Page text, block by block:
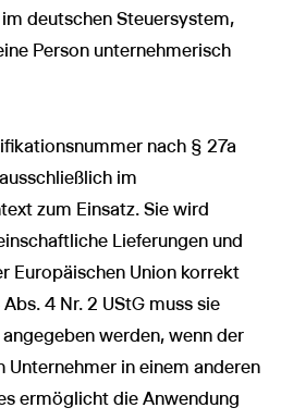
deutschen Steuersystem,
Person unternehmerisch
nach § 27a
im
zum Einsatz. Sie wird
Lieferungen und
Europäischen Union korrekt
4 Nr. 2 UStG muss sie
werden, wenn der
Unternehmer in einem anderen
ermöglicht die Anwendung